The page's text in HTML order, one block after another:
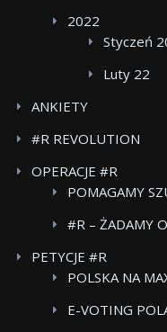
2022
Styczeń
Luty 22
ANKIETY
#R REVOLUTION
OPERACJE #R
POMAGAMY
#R – ŻADAMY
CARE
PETYCJE #R
POLSKA NA
E-VOTING